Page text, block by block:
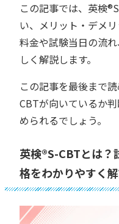
この記事では、英検
い、メリット・デメ
料金や試験当日の流
しく解説します。
この記事を最後まで
CBTが向いているか
められるでしょう。
英検®︎S-CBTとは？
格をわかりやすく